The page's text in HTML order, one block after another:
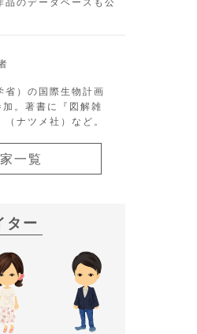
品のデータベースも公
省）の国際生物計画
加。著書に『図解雑
ナツメ社）など。
一覧
ター